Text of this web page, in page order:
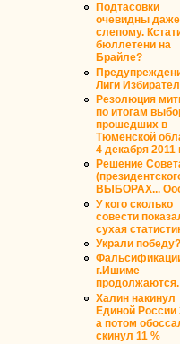
Подтасовки
очевидны даже
слепому.
бюллетени на
Брайле?
Лиги
Резолюция
по итогам
прошедших в
Тюменской
4 декабря 2011
Решение
ВЫБОРАХ...
У кого сколько
совести
сухая
Украли победу?
г.Ишиме
продолжаются.
Халин накинул
Единой России
а потом
скинул 11 %